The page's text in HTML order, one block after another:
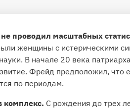
проводил масштабных
женщины с истерическими
В начале 20 века
Фрейд предположил, что
по периодам.
комплекс. С рождения до трех